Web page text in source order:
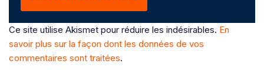
Ce site utilise Akismet pour réduire les indésirables. En
savoir plus sur la façon dont les données de vos
commentaires sont traitées.